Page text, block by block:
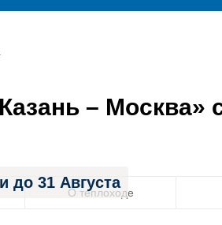
– Москва»
до 31 Августа
О теплоходе